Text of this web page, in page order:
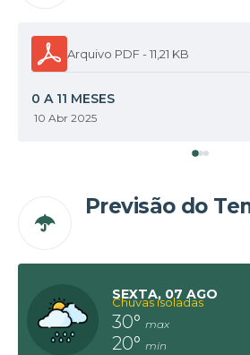
0 A 11 MESES
10 Abr 2025
PDF 11,21 KB
Previsão do
SEXTA 07 AGO
Chuvas isoladas
30°
20°